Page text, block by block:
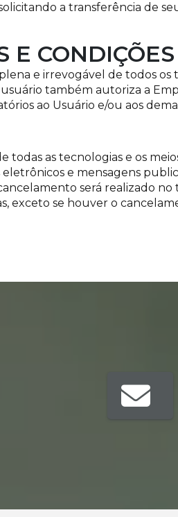
a transferência de
E CONDIÇÕES
e irrevogável de todos os
também autoriza a
ao Usuário e/ou aos
todas as tecnologias e os
e mensagens
será realizado
exceto se houver o